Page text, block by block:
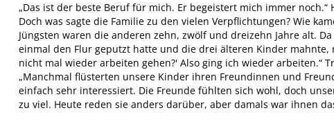
„Das ist der beste Beruf für mich. Er begeistert mich immer
Doch was sagte die Familie zu den vielen Verpflichtungen? Wie
Jüngsten waren die anderen zehn, zwölf und dreizehn Jahre alt.
einmal den Flur geputzt hatte und die drei älteren Kinder
nicht mal wieder arbeiten gehen?' Also ging ich wieder arbeiten.“
„Manchmal flüsterten unsere Kinder ihren Freundinnen und
einfach sehr interessiert. Die Freunde fühlten sich wohl, doch
zu viel. Heute reden sie anders darüber, aber damals war ihnen